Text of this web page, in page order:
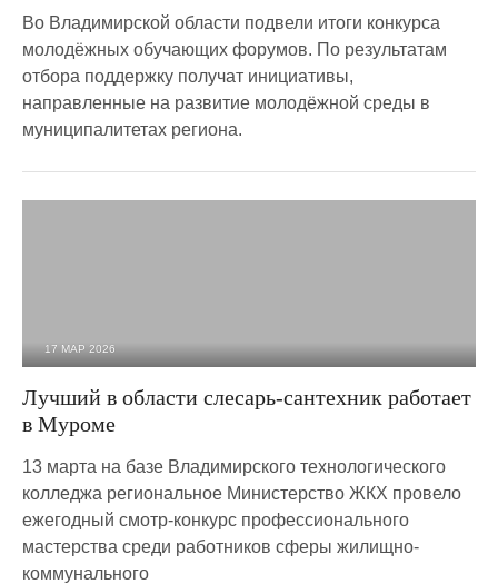
Во Владимирской области подвели итоги конкурса
молодёжных обучающих форумов. По результатам
отбора поддержку получат инициативы,
направленные на развитие молодёжной среды в
муниципалитетах региона.
17 МАР 2026
Лучший в области слесарь-сантехник работает
в Муроме
13 марта на базе Владимирского технологического
колледжа региональное Министерство ЖКХ провело
ежегодный смотр-конкурс профессионального
мастерства среди работников сферы жилищно-
коммунального